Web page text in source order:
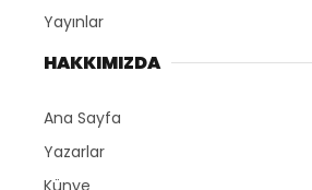
Yayınlar
HAKKIMIZDA
Ana Sayfa
Yazarlar
Künye